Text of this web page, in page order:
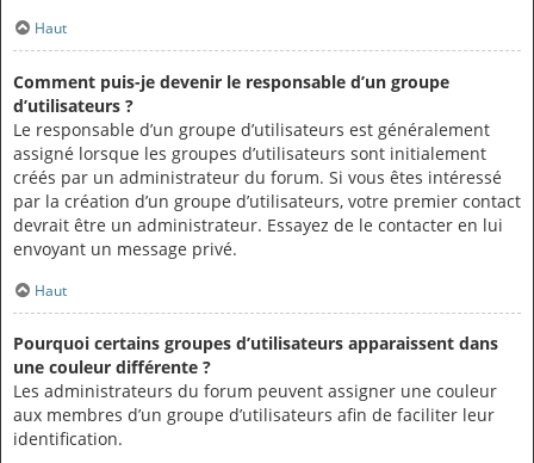
Haut
Comment puis-je devenir le responsable d’un groupe
d’utilisateurs ?
Le responsable d’un groupe d’utilisateurs est généralement
assigné lorsque les groupes d’utilisateurs sont initialement
créés par un administrateur du forum. Si vous êtes intéressé
par la création d’un groupe d’utilisateurs, votre premier contact
devrait être un administrateur. Essayez de le contacter en lui
envoyant un message privé.
Haut
Pourquoi certains groupes d’utilisateurs apparaissent dans
une couleur différente ?
Les administrateurs du forum peuvent assigner une couleur
aux membres d’un groupe d’utilisateurs afin de faciliter leur
identification.